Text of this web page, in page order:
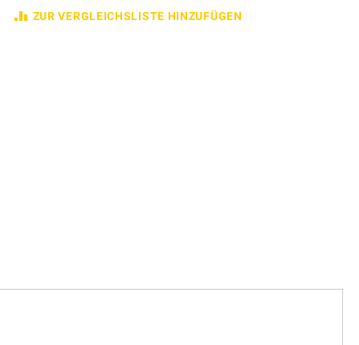
ZUR VERGLEICHSLISTE HINZUFÜGEN